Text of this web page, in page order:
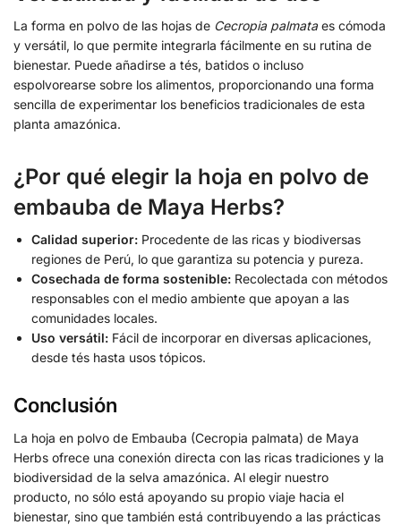
La forma en polvo de las hojas de Cecropia palmataes cómoda
y versátil, lo que permite integrarla fácilmente en su rutina de
bienestar. Puede añadirse a tés, batidos o incluso
espolvorearse sobre los alimentos, proporcionando una forma
sencilla de experimentar los beneficios tradicionales de esta
planta amazónica.
¿Por qué elegir la hoja en polvo de
embauba de Maya Herbs?
Calidad superior: Procedente de las ricas y biodiversas
regiones de Perú, lo que garantiza su potencia y pureza.
Cosechada de forma sostenible: Recolectada con métodos
responsables con el medio ambiente que apoyan a las
comunidades locales.
Uso versátil: Fácil de incorporar en diversas aplicaciones,
desde tés hasta usos tópicos.
Conclusión
La hoja en polvo de Embauba (Cecropia palmata) de Maya
Herbs ofrece una conexión directa con las ricas tradiciones y la
biodiversidad de la selva amazónica. Al elegir nuestro
producto, no sólo está apoyando su propio viaje hacia el
bienestar, sino que también está contribuyendo a las prácticas